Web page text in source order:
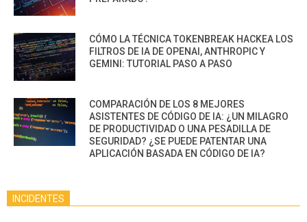
CÓMO LA TÉCNICA TOKENBREAK HACKEA LOS
FILTROS DE IA DE OPENAI, ANTHROPIC Y
GEMINI: TUTORIAL PASO A PASO
COMPARACIÓN DE LOS 8 MEJORES
ASISTENTES DE CÓDIGO DE IA: ¿UN MILAGRO
DE PRODUCTIVIDAD O UNA PESADILLA DE
SEGURIDAD? ¿SE PUEDE PATENTAR UNA
APLICACIÓN BASADA EN CÓDIGO DE IA?
INCIDENTES